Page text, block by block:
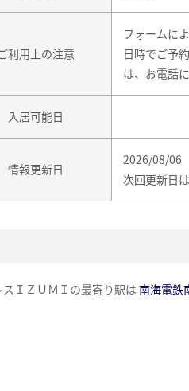
利用上の注意
フォームに
日時でご予
は、お電話
入居可能日
情報更新日
2026/08/06
次回更新日
スＩＺＵＭＩの最寄り駅は 南海電鉄